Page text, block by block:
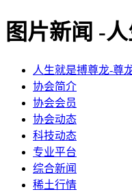
图片新闻 -
人生就是搏尊龙-尊
协会简介
协会会员
协会动态
科技动态
专业平台
综合新闻
稀土行情